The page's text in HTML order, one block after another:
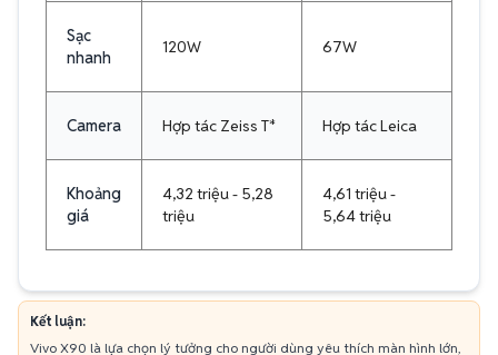
Sạc
nhanh
120W 67W
Camera Hợp tác Zeiss T* Hợp tác Leica
Khoảng
giá
4,32 triệu - 5,28
triệu
4,61 triệu -
5,64 triệu
Kết luận:
Vivo X90 là lựa chọn lý tưởng cho người dùng yêu thích màn hình lớn,